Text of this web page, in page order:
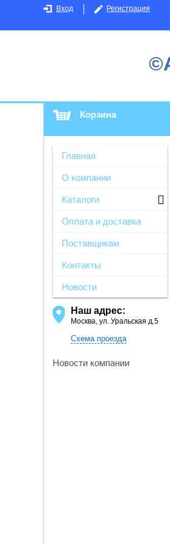
Вход Регистрация
Корзина
Главная
О компании
Каталоги
Оплата и доставка
Поставщикам
Контакты
Новости
Наш адрес:
Москва, ул. Уральская д.5
Схема проезда
Новости компании